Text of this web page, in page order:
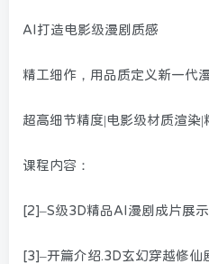
AI打造电影级漫剧质感
精工细作，用品质定义新一代
超高细节精度|电影级材质渲染|
课程内容：
[2]–S级3D精品AI漫剧成片展
[3]–开篇介绍.3D玄幻穿越修仙